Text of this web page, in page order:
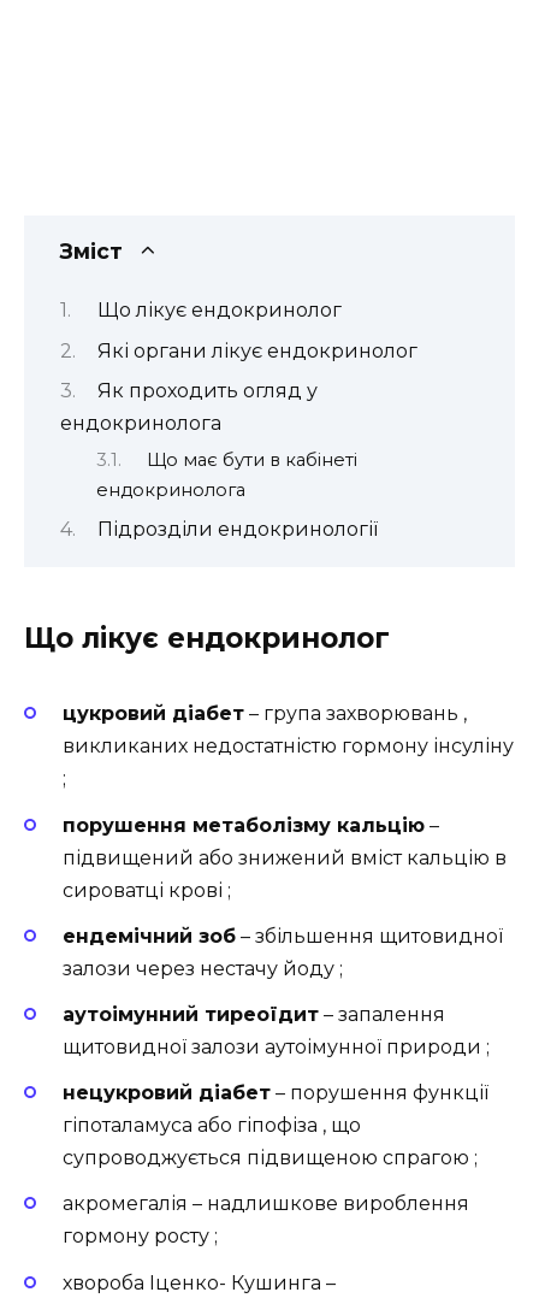
Зміст
Що лікує ендокринолог
Які органи лікує ендокринолог
Як проходить огляд у
ендокринолога
Що має бути в кабінеті
ендокринолога
Підрозділи ендокринології
Що лікує ендокринолог
цукровий діабет – група захворювань ,
викликаних недостатністю гормону інсуліну
;
порушення метаболізму кальцію –
підвищений або знижений вміст кальцію в
сироватці крові ;
ендемічний зоб – збільшення щитовидної
залози через нестачу йоду ;
аутоімунний тиреоїдит – запалення
щитовидної залози аутоімунної природи ;
нецукровий діабет – порушення функції
гіпоталамуса або гіпофіза , що
супроводжується підвищеною спрагою ;
акромегалія – надлишкове вироблення
гормону росту ;
хвороба Іценко- Кушинга –